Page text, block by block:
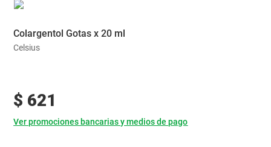
Colargentol Gotas x 20 ml
Celsius
$ 621
Ver promociones bancarias y medios de pago